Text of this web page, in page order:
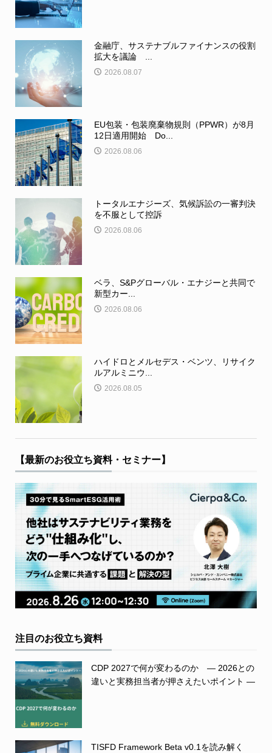
金融庁、サステナブルファイナンスの役割
拡大を議論 ...
2026.08.07
EU包装・包装廃棄物規則（PPWR）が8月
12日適用開始 Do...
2026.08.06
トータルエナジーズ、気候訴訟の一審判決
を不服として控訴
2026.08.06
ベラ、S&Pグローバル・エナジーと共同で
新型カー...
2026.08.06
ハイドロとメルセデス・ベンツ、リサイク
ルアルミニウ...
2026.08.05
【最新のお役立ち資料・セミナー】
注目のお役立ち資料
CDP 2027で何が変わるのか ― 2026との
違いと実務担当者が押さえたいポイント ―
TISFD Framework Beta v0.1を読み解く